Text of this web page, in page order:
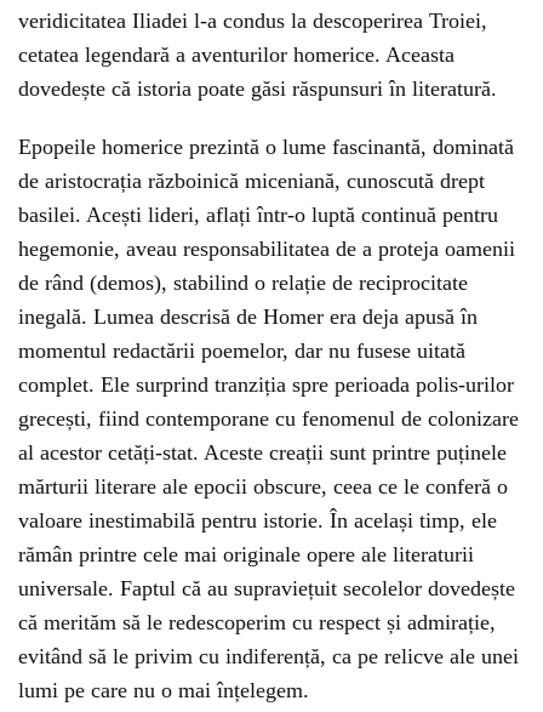
veridicitatea Iliadei l-a condus la descoperirea Troiei,
cetatea legendară a aventurilor homerice. Aceasta
dovedește că istoria poate găsi răspunsuri în literatură.
Epopeile homerice prezintă o lume fascinantă, dominată
de aristocrația războinică miceniană, cunoscută drept
basilei. Acești lideri, aflați într-o luptă continuă pentru
hegemonie, aveau responsabilitatea de a proteja oamenii
de rând (demos), stabilind o relație de reciprocitate
inegală. Lumea descrisă de Homer era deja apusă în
momentul redactării poemelor, dar nu fusese uitată
complet. Ele surprind tranziția spre perioada polis-urilor
grecești, fiind contemporane cu fenomenul de colonizare
al acestor cetăți-stat. Aceste creații sunt printre puținele
mărturii literare ale epocii obscure, ceea ce le conferă o
valoare inestimabilă pentru istorie. În același timp, ele
rămân printre cele mai originale opere ale literaturii
universale. Faptul că au supraviețuit secolelor dovedește
că merităm să le redescoperim cu respect și admirație,
evitând să le privim cu indiferență, ca pe relicve ale unei
lumi pe care nu o mai înțelegem.